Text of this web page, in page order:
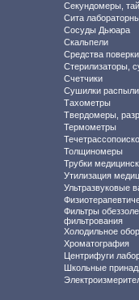
Секундомеры,
Сита
Сосуды Дьюара
Скальпели
Средства поверки
Стерилизаторы,
Счетчики
Сушилки
Тахометры
Твердомеры,
Термометры
Толщиномеры
Трубки
Утилизация
Ультразвуковые
Фильтры
фильтрования
Холодильное
Хроматография
Центрифуги
Школьные